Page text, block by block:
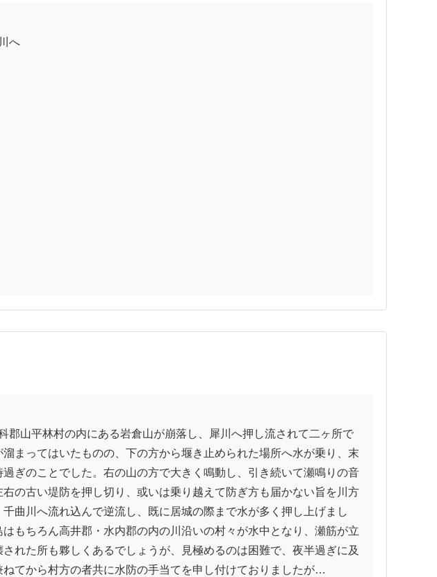
まってはいたものの、下の方から堰き止められた場所へ水が乗り、末
ぎのことでした。右の山の方で大きく鳴動し、引き続いて瀬鳴りの音
の古い堤防を押し切り、或いは乗り越えて防ぎ方も届かない旨を川方
曲川へ流れ込んで逆流し、既に居城の際まで水が多く押し上げまし
もちろん高井郡・水内郡の内の川沿いの村々が水中となり、瀬筋が立
れた所も夥しくあるでしょうが、見極めるのは困難で、夜半過ぎに及
てから村方の者共に水防の手当てを申し付けておりましたが…